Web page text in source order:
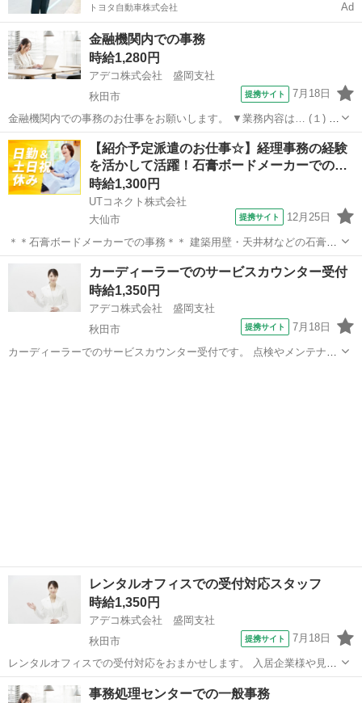
トヨタ自動車株式会社 Ad
金融機関内での事務
時給1,280円
アデコ株式会社 盛岡支社
秋田市
提携サイト 7月18日
金融機関内での事務のお仕事をお願いします。 ▼業務内容は… (１) 書
類・資料等作成、ファイリング (２)社内便対応 、電話対応等 (３) その
他庶務業務などをおまかせします。 アデコスタッフも活躍中！ プライ
ベート重...
秋田 秋田市 一般事務
【紹介予定派遣のお仕事☆】経理事務の経験
を活かして活躍！石膏ボードメーカーでの…
時給1,300円
UTコネクト株式会社
大仙市
提携サイト 12月25日
＊＊石膏ボードメーカーでの事務＊＊ 建築用壁・天井材などの石膏ボ
ードを製造している企業で PCを使ったデスクワークをお任せします♪
☆紹介予定派遣のお仕事！ 最長6か月の派遣契約終了後、双方の合意
のうえ 派遣先での直接雇...
電話対応
カーディーラーでのサービスカウンター受付
時給1,350円
アデコ株式会社 盛岡支社
秋田市
提携サイト 7月18日
カーディーラーでのサービスカウンター受付です。 点検やメンテナン
レンタルオフィスでの受付対応スタッフ
時給1,350円
アデコ株式会社 盛岡支社
秋田市
提携サイト 7月18日
レンタルオフィスでの受付対応をおまかせします。 入居企業様や見学
希望者のご案内、予約やお問合せ対応などをメインに、付随する業務
もお願いします。 ウレシイ時短勤務！ 家族、自分のために半日を自由
秋田 秋田市 受付
事務処理センターでの一般事務